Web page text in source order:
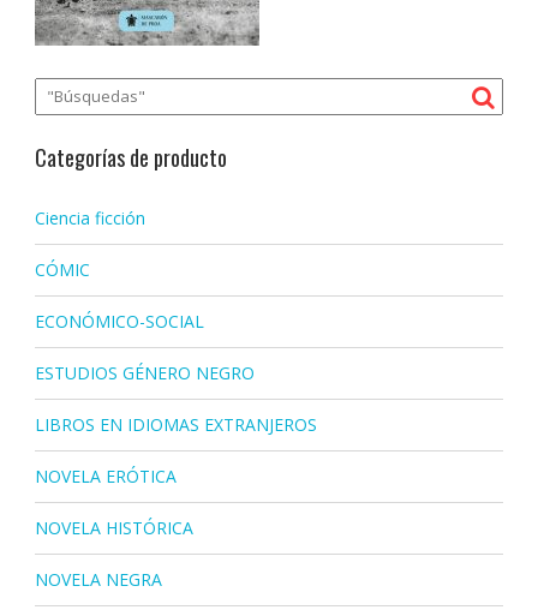
Categorías de producto
Ciencia ficción
CÓMIC
ECONÓMICO-SOCIAL
ESTUDIOS GÉNERO NEGRO
LIBROS EN IDIOMAS EXTRANJEROS
NOVELA ERÓTICA
NOVELA HISTÓRICA
NOVELA NEGRA